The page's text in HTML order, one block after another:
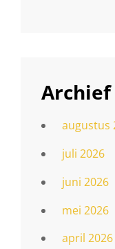
Archief
augustus
juli 2026
juni 2026
mei 2026
april 2026